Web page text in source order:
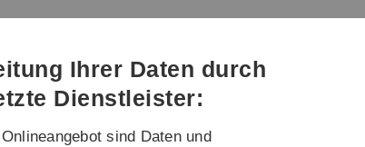
Direkt
Direkt
Direkt
(Sprache,
Drucken,
Social
Direkt
Direkt
Ihrer Daten durch
Dienstleister:
sind Daten und